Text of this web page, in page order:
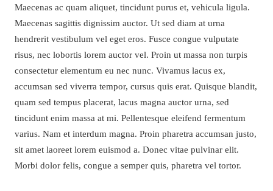
Maecenas ac quam aliquet, tincidunt purus et, vehicula ligula.
Maecenas sagittis dignissim auctor. Ut sed diam at urna
hendrerit vestibulum vel eget eros. Fusce congue vulputate
risus, nec lobortis lorem auctor vel. Proin ut massa non turpis
consectetur elementum eu nec nunc. Vivamus lacus ex,
accumsan sed viverra tempor, cursus quis erat. Quisque blandit,
quam sed tempus placerat, lacus magna auctor urna, sed
tincidunt enim massa at mi. Pellentesque eleifend fermentum
varius. Nam et interdum magna. Proin pharetra accumsan justo,
sit amet laoreet lorem euismod a. Donec vitae pulvinar elit.
Morbi dolor felis, congue a semper quis, pharetra vel tortor.